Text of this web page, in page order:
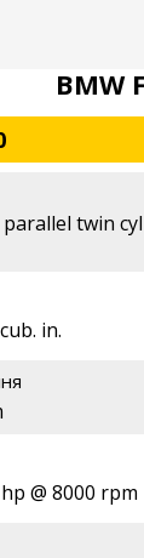
BMW
twin
in.
@ 8000 rpm